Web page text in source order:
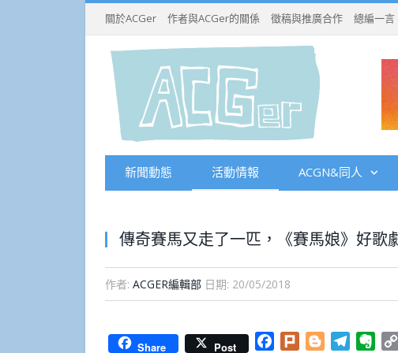
關於ACGer 作者與ACGer的關係 徵稿與推廣合作 總編一言
新聞動態 活動情報 ACGN&同人
傳奇賽馬又走了一匹，《賽馬娘》好歌
作者: ACGER編輯部 日期: 20/05/2018
Share Post Facebook
Plurk BloggerTelegram